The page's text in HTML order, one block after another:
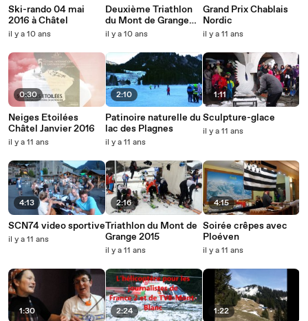
Ski-rando 04 mai
2016 à Châtel
il y a 10 ans
0:30
Neiges Etoilées
Châtel Janvier 2016
il y a 11 ans
4:13
SCN74 video sportive
il y a 11 ans
1:30
Deuxième Triathlon
du Mont de Grange
2016
il y a 10 ans
2:10
Patinoire naturelle du
lac des Plagnes
il y a 11 ans
2:16
Triathlon du Mont de
Grange 2015
il y a 11 ans
2:24
Grand Prix Chablais
Nordic
il y a 11 ans
1:11
Sculpture-glace
il y a 11 ans
4:15
Soirée crêpes avec
Ploéven
il y a 11 ans
1:22